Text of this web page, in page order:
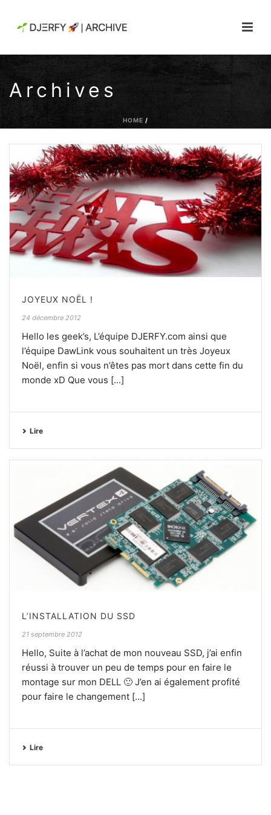
Archives
HOME /
JOYEUX NOËL !
24 décembre 2012
Hello les geek’s, L’équipe DJERFY.com ainsi que
l’équipe DawLink vous souhaitent un très Joyeux
Noël, enfin si vous n’êtes pas mort dans cette fin du
monde xD Que vous [...]
Lire
L’INSTALLATION DU SSD
21 septembre 2012
Hello, Suite à l’achat de mon nouveau SSD, j’ai enfin
réussi à trouver un peu de temps pour en faire le
montage sur mon DELL 🙂 J’en ai également profité
pour faire le changement [...]
Lire